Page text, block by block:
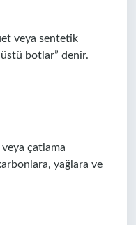
veya sentetik
botlar” denir.
çatlama
yağlara ve